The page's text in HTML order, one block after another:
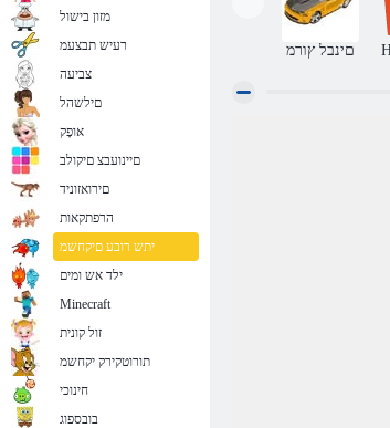
םינבל ץורמ
מזון בישול
רעיש תבצעמ
צביעה
םילשהל
אּופָק
םיינועבצ םיקולב
םירואזוניד
הרפתקאות
יתש רובע םיקחשמ
ילד אש ומים
Minecraft
זול קונית
תורוטקירק יקחשמ
חינוכי
בובספוג